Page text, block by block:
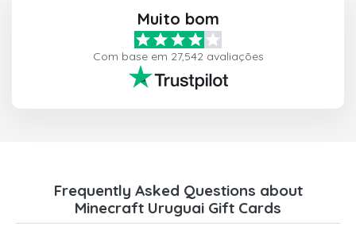
Muito bom
Com base em 27,542 avaliações
Frequently Asked Questions about
Minecraft Uruguai Gift Cards